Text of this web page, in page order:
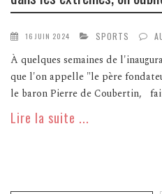
16 JUIN 2024 SPORTS
À quelques semaines de
que l'on appelle "le père
le baron Pierre de Coubertin,
Lire la suite ...